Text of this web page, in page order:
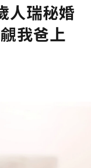
人瑞秘婚
我爸上